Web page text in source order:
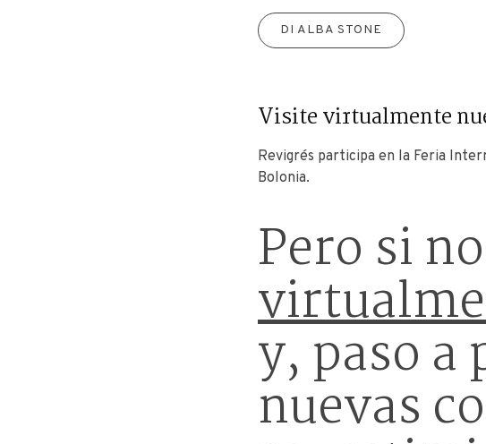
DI ALBA STONE
Visite virtualmente
Revigrés participa en la Feria
Bolonia.
Pero si
y, paso a
nuevas